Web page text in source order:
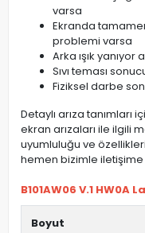
varsa
Ekranda
problemi varsa
Arka ışık
Sıvı teması
Fiziksel darbe
Detaylı arıza tanımları
ekran arızaları ile ilgili
uyumluluğu ve
hemen bizimle
B101AW06 V.1
Boyut